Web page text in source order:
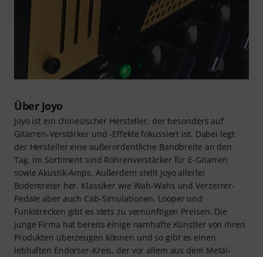
Über Joyo
Joyo ist ein chinesischer Hersteller, der besonders auf
Gitarren-Verstärker und -Effekte fokussiert ist. Dabei legt
der Hersteller eine außerordentliche Bandbreite an den
Tag. Im Sortiment sind Röhrenverstärker für E-Gitarren
sowie Akustik-Amps. Außerdem stellt Joyo allerlei
Bodentreter her. Klassiker wie Wah-Wahs und Verzerrer-
Pedale aber auch Cab-Simulationen, Looper und
Funkstrecken gibt es stets zu vernünftigen Preisen. Die
junge Firma hat bereits einige namhafte Künstler von ihren
Produkten überzeugen können und so gibt es einen
lebhaften Endorser-Kreis, der vor allem aus dem Metal-